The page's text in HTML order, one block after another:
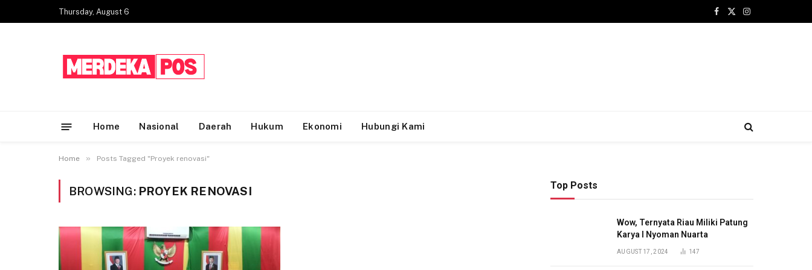
Thursday, August 6
Facebook
X
Instagram
Home Nasional Daerah Hukum Ekonomi Hubungi Kami
Home » Posts Tagged "Proyek renovasi"
BROWSING: PROYEK RENOVASI Top Posts
Wow, Ternyata Riau Miliki Patung
Karya I Nyoman Nuarta
AUGUST 17, 2024 147